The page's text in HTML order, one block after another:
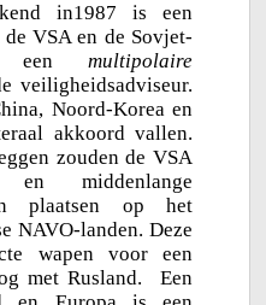
in1987 is een
VSA en de Sovjet-
eenmultipolaire
veiligheidsadviseur.
Noord-Korea en
akkoord vallen.
zouden de VSA
middenlange
plaatsen op het
NAVO-landen. Deze
wapen voor een
met Rusland. Een